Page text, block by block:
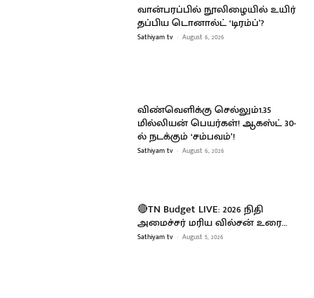
வான்பரப்பில் நூலிழையில் உயிர்
தப்பிய டொனால்ட் ‘டிரம்ப்’?
Sathiyam tv - August 6, 2026
விண்வெளிக்கு செல்லும்1.35
மில்லியன் பெயர்கள்! ஆகஸ்ட் 30-
ல் நடக்கும் ‘சம்பவம்’!
Sathiyam tv - August 6, 2026
🔴TN Budget LIVE: 2026 நிதி
அமைச்சர் மரிய வில்சன் உரை…
Sathiyam tv - August 5, 2026